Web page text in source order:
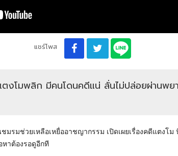
แชร์โพส
งโมพลิก มีคนโดนคดีแน่ ลั่นไม่ปล่อยผ่านพย
มรมช่วยเหลือเหยื่ออาชญากรรม เปิดเผยเรื่องคดีแตงโ
าต้องรอดูอีกที